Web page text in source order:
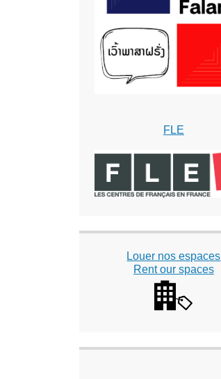
FLE
Louer nos espaces
Rent our spaces